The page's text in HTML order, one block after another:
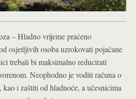
– Hladno vrijeme praćeno
osjetljivih osoba uzrokovati pojačane
trebali bi maksimalno reducirati
Neophodno je voditi računa o
i zaštiti od hladnoće, a učesnicima